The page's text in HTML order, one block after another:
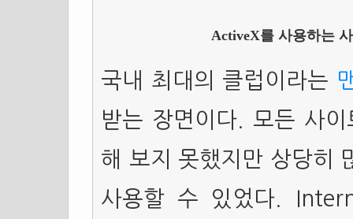
ActiveX를 사용하는
국내 최대의 클럽이라는
받는 장면이다. 모든 사
해 보지 못했지만 상당히
사용할 수 있었다.